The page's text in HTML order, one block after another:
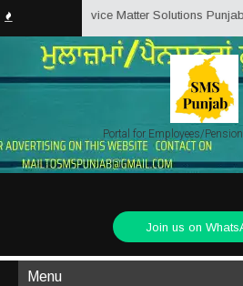
(Service Matter Solutions Punjab)
Portal for Employees/
Join us on
Menu